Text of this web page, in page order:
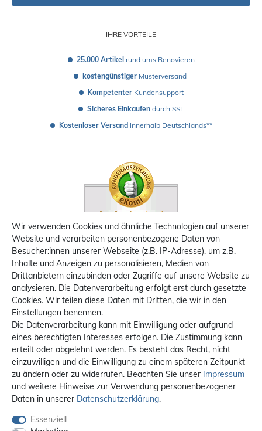
IHRE VORTEILE
25.000 Artikel rund ums Renovieren
kostengünstiger Musterversand
Kompetenter Kundensupport
Sicheres Einkaufen durch SSL
Kostenloser Versand innerhalb Deutschlands**
Wir verwenden Cookies und ähnliche Technologien auf unserer
Website und verarbeiten personenbezogene Daten von
Besucher:innen unserer Webseite (z.B. IP-Adresse), um z.B.
Inhalte und Anzeigen zu personalisieren, Medien von
Drittanbietern einzubinden oder Zugriffe auf unsere Website zu
analysieren. Die Datenverarbeitung erfolgt erst durch gesetzte
Cookies. Wir teilen diese Daten mit Dritten, die wir in den
Einstellungen benennen.
Die Datenverarbeitung kann mit Einwilligung oder aufgrund
eines berechtigten Interesses erfolgen. Die Zustimmung kann
erteilt oder abgelehnt werden. Es besteht das Recht, nicht
einzuwilligen und die Einwilligung zu einem späteren Zeitpunkt
zu ändern oder zu widerrufen. Beachten Sie unser Impressum
und weitere Hinweise zur Verwendung personenbezogener
Daten in unserer Daten­schutz­erklärung.
Essenziell